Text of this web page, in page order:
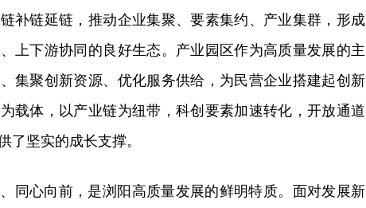
补链延链，推动企业集聚、要素集约、产业集群，形成
上下游协同的良好生态。产业园区作为高质量发展的主
集聚创新资源、优化服务供给，为民营企业搭建起创新
载体，以产业链为纽带，科创要素加速转化，开放通道
了坚实的成长支撑。
同心向前，是浏阳高质量发展的鲜明特质。面对发展新